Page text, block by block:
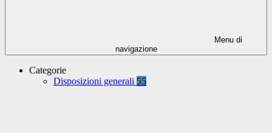
Menu di
navigazione
Categorie
Disposizioni generali 55